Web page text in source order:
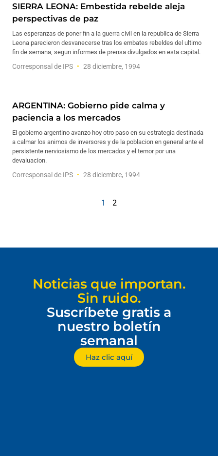
SIERRA LEONA: Embestida rebelde aleja
perspectivas de paz
Las esperanzas de poner fin a la guerra civil en la republica de Sierra
Leona parecieron desvanecerse tras los embates rebeldes del ultimo
fin de semana, segun informes de prensa divulgados en esta capital.
Corresponsal de IPS 28 diciembre, 1994
ARGENTINA: Gobierno pide calma y
paciencia a los mercados
El gobierno argentino avanzo hoy otro paso en su estrategia destinada
a calmar los animos de inversores y de la poblacion en general ante el
persistente nerviosismo de los mercados y el temor por una
devaluacion.
Corresponsal de IPS 28 diciembre, 1994
1 2
Noticias que importan.
Sin ruido.
Suscríbete gratis a
nuestro boletín
semanal
Haz clic aquí